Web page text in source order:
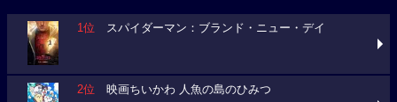
1位 スパイダーマン：ブランド・ニュー・デイ
2位 映画ちいかわ 人魚の島のひみつ